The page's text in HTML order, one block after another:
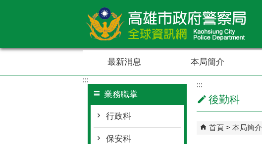
最新消息 本局簡介
:::
業務職掌
行政科
保安科
:::
後勤科
首頁 本局簡介